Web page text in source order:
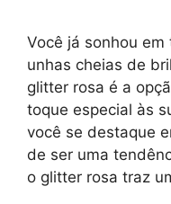
Você já sonhou
unhas cheias de
glitter rosa é a
toque especial às
você se destaque
de ser uma
o glitter rosa traz